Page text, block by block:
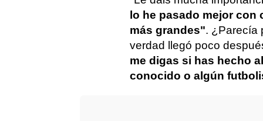
lo he pasado mejor
más grandes". ¿Parecía
verdad llegó poco
me digas si has hecho
conocido o algún